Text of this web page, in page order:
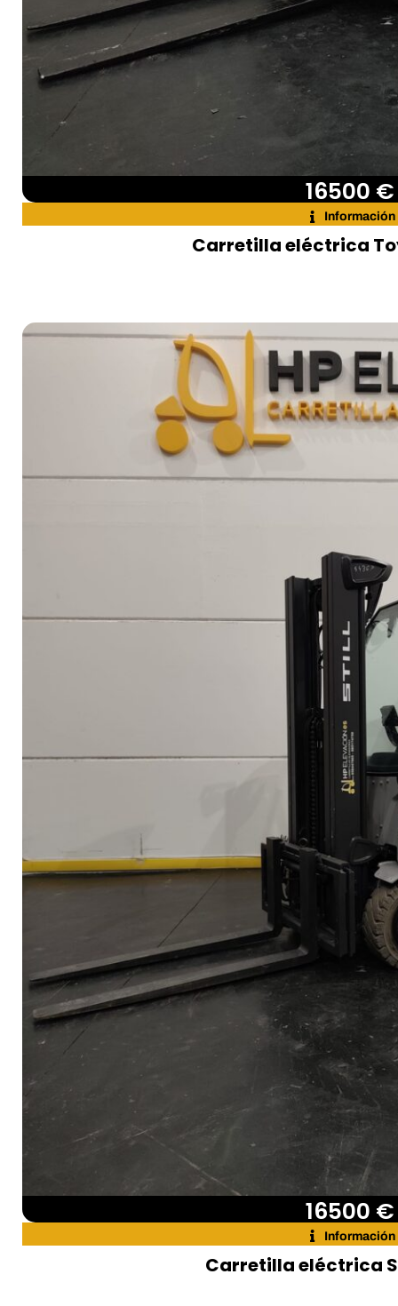
16500 €
Información
Carretilla eléctrica
16500 €
Información
Carretilla eléctrica